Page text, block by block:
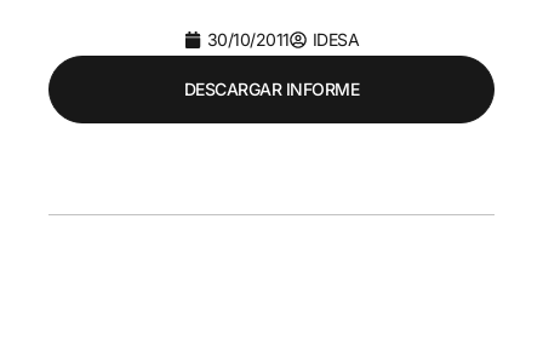
30/10/2011 IDESA
DESCARGAR INFORME